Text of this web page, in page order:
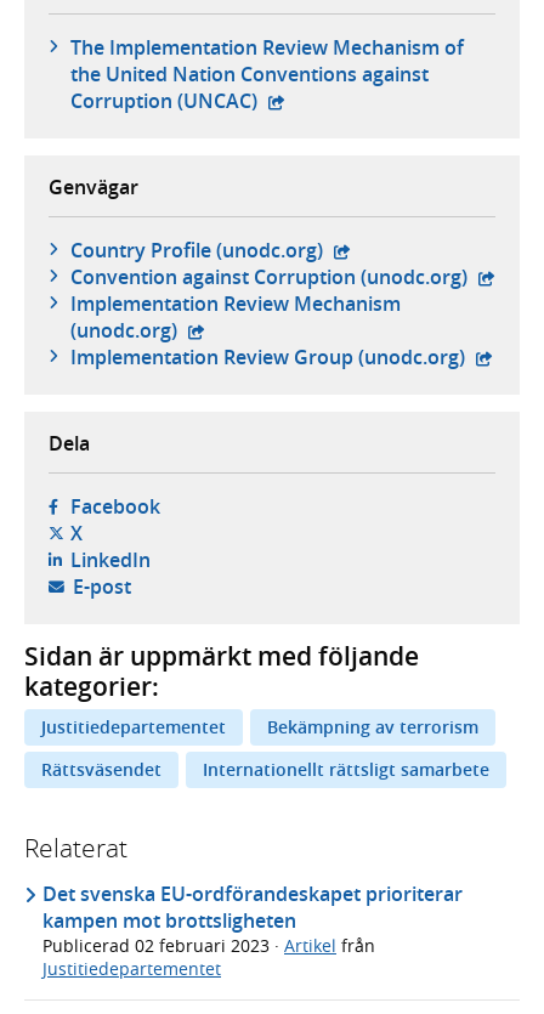
The Implementation Review Mechanism of
the United Nation Conventions against
Corruption (UNCAC) - extern webbplats,
Genvägar
Country Profile (unodc.org) - extern webbplats,
Convention against Corruption (unodc.org) -
Implementation Review Mechanism
(unodc.org) - extern webbplats,
Implementation Review Group (unodc.org) -
Dela
Facebook- öppnas i ny flik, extern webbplats,
X- öppnas i ny flik, extern webbplats,
LinkedIn- öppnas i ny flik, extern webbplats,
E-post- öppnar din e-postklient,
Sidan är uppmärkt med följande
kategorier:
Justitiedepartementet
Bekämpning av terrorism
Rättsväsendet
Internationellt rättsligt samarbete
Relaterat
Det svenska EU-ordförandeskapet prioriterar
kampen mot brottsligheten
Publicerad 02 februari 2023 · Artikel från
Justitiedepartementet